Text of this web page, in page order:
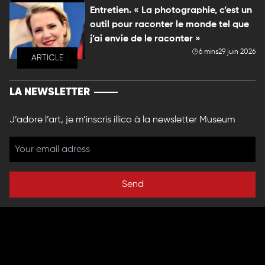
ARTICLE
Entretien. « La photographie, c’est un
outil pour raconter le monde tel que
j’ai envie de le raconter »
6 mins29 juin 2026
LA NEWSLETTER
J’adore l’art, je m’inscris illico à la newsletter Museum
Send